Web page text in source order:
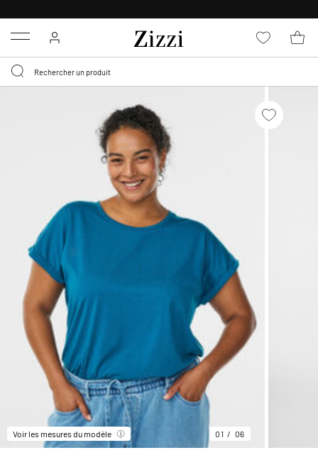
Menu
Voir les mesures du modèle 01 06